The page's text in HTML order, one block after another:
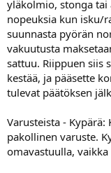
yläkolmio, stonga
nopeuksia kun isku/
suunnasta pyörän
vakuutusta
sattuu. Riippuen siis
kestää, ja pääsette
tulevat päätöksen
Varusteista - Kypärä:
pakollinen varuste.
omavastuulla,